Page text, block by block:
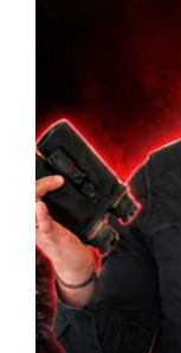
Karriere
News